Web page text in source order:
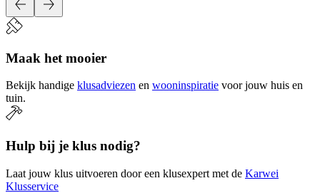
Maak het mooier
Bekijk handige klusadviezen en wooninspiratie voor jouw huis en
tuin.
Hulp bij je klus nodig?
Laat jouw klus uitvoeren door een klusexpert met de Karwei
Klusservice